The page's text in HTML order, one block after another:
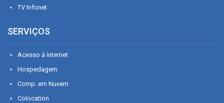
TV Infonet
SERVIÇOS
Acesso à Internet
Hospedagem
Comp. em Nuvem
Colocation